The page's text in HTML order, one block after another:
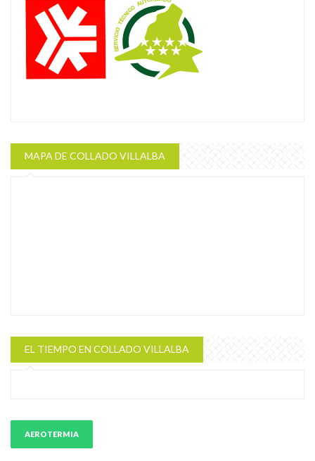
MAPA DE COLLADO VILLALBA
EL TIEMPO EN COLLADO VILLALBA
AEROTERMIA